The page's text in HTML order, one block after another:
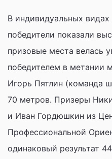
В индивидуальных
победители показали
призовые места велась
победителем в метании
Игорь Пятлин (команда
70 метров. Призеры
и Иван Гордюшкин из
Профессиональной
одинаковый результат